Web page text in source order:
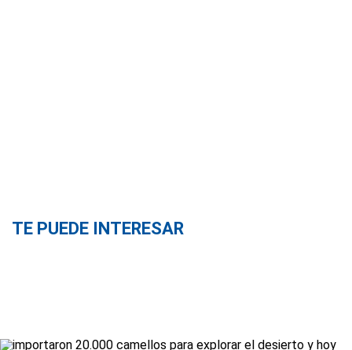
TE PUEDE INTERESAR